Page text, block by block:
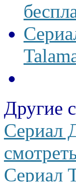
Другие
Сериал
Сериал